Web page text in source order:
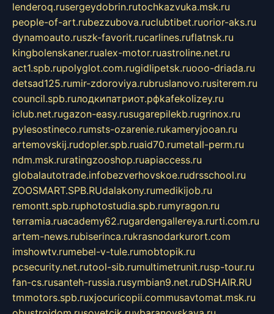
lenderoq.rusergeydobrin.rutochkazvuka.msk.ru
people-of-art.rubezzubova.ruclubtibet.ruorior-aks.ru
dynamoauto.ruszk-favorit.rucarlines.ruflatnsk.ru
kingbolenskaner.rualex-motor.ruastroline.net.ru
act1.spb.rupolyglot.com.rugidlipetsk.ruooo-driada.ru
detsad125.rumir-zdoroviya.rubruslanovo.rusiterem.ru
council.spb.ruлодкипатриот.рфkafekolizey.ru
iclub.net.rugazon-easy.rusugarepilekb.rugrinox.ru
pylesostineco.rumsts-ozarenie.rukameryjooan.ru
artemovskij.rudopler.spb.ruaid70.rumetall-perm.ru
ndm.msk.ruratingzooshop.ruapiaccess.ru
globalautotrade.infobezverhovskoe.rudrsschool.ru
ZOOSMART.SPB.RUdalakony.rumedikijob.ru
remontt.spb.ruphotostudia.spb.rumyragon.ru
terramia.ruacademy62.rugardengallereya.rurti.com.ru
artem-news.rubiserinca.rukrasnodarkurort.com
imshowtv.rumebel-v-tule.rumobtopik.ru
pcsecurity.net.rutool-sib.rumultimetrunit.rusp-tour.ru
fan-cs.rusanteh-russia.rusymbian9.net.ruDSHAIR.RU
tmmotors.spb.ruxjocuricopii.commusavtomat.msk.ru